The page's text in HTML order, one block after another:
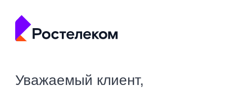
Уважаемый клиент,